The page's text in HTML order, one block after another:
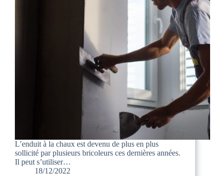
L’enduit à la chaux est devenu de plus en plus
sollicité par plusieurs bricoleurs ces dernières années.
Il peut s’utiliser…
18/12/2022